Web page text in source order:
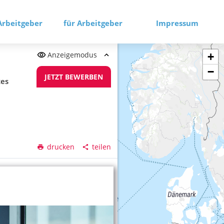
für Arbeitgeber Impressum
Anzeigemodus
JETZT BEWERBEN
drucken teilen
+
−